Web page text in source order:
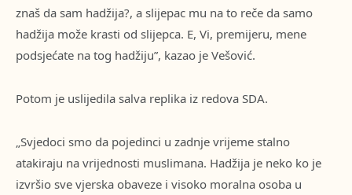
znaš da sam hadžija?, a slijepac mu na to reče da samo
hadžija može krasti od slijepca. E, Vi, premijeru, mene
podsjećate na tog hadžiju”, kazao je Vešović.
Potom je uslijedila salva replika iz redova SDA.
„Svjedoci smo da pojedinci u zadnje vrijeme stalno
atakiraju na vrijednosti muslimana. Hadžija je neko ko je
izvršio sve vjerska obaveze i visoko moralna osoba u